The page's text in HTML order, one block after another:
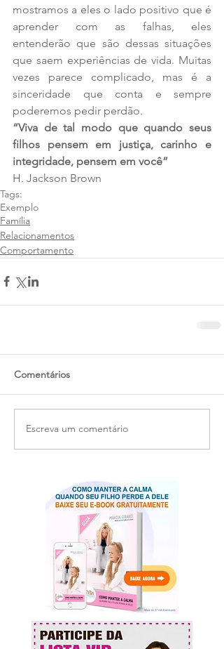
mostramos a eles o lado positivo que é
aprender com as falhas, eles
entenderão que são dessas situações
que saem experiências de vida. Muitas
vezes parece complicado, mas é a
sinceridade que conta e sempre
poderemos pedir perdão.
“Viva de tal modo que quando seus
filhos pensem em justiça, carinho e
integridade, pensem em você”
H. Jackson Brown
Tags:
Exemplo
Família
Relacionamentos
Comportamento
Comentários
Escreva um comentário